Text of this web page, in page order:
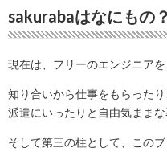
sakurabaはなにもの？
現在は、フリーのエンジニアを
知り合いから仕事をもらった
派遣にいったりと自由気ままな
そして第三の柱として、この